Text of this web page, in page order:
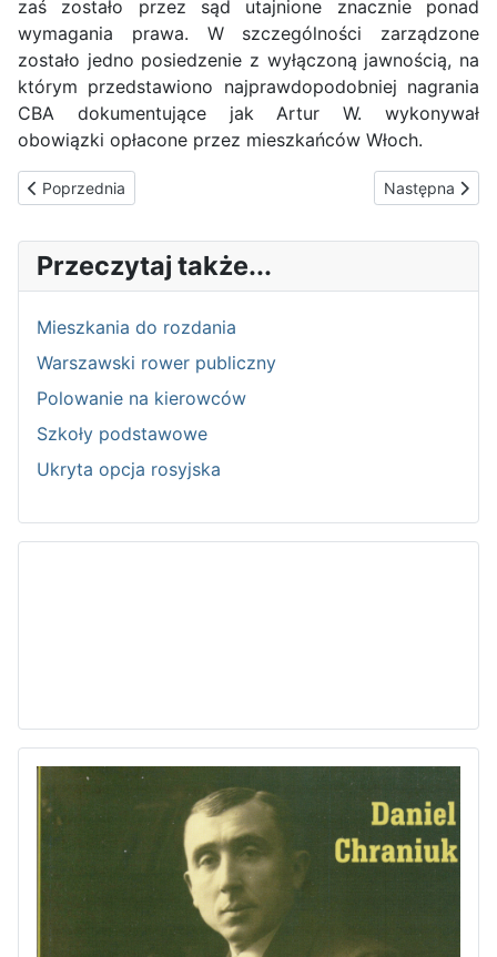
zaś zostało przez sąd utajnione znacznie ponad
wymagania prawa. W szczególności zarządzone
zostało jedno posiedzenie z wyłączoną jawnością, na
którym przedstawiono najprawdopodobniej nagrania
CBA dokumentujące jak Artur W. wykonywał
obowiązki opłacone przez mieszkańców Włoch.
Poprzednia strona: Budżet obywatelski
Poprzednia Następna
Następna
Przeczytaj także...
Mieszkania do rozdania
Warszawski rower publiczny
Polowanie na kierowców
Szkoły podstawowe
Ukryta opcja rosyjska